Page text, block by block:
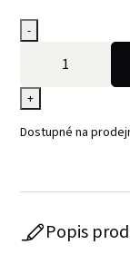
-
+
Dostupné na
Popis